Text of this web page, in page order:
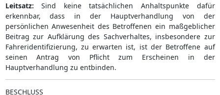
Leitsatz: Sind keine tatsächlichen Anhaltspunkte dafür
erkennbar, dass in der Hauptverhandlung von der
persönlichen Anwesenheit des Betroffenen ein maßgeblicher
Beitrag zur Aufklärung des Sachverhaltes, insbesondere zur
Fahreridentifizierung, zu erwarten ist, ist der Betroffene auf
seinen Antrag von Pflicht zum Erscheinen in der
Hauptverhandlung zu entbinden.
BESCHLUSS